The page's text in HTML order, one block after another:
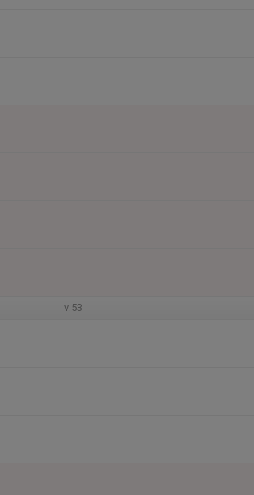
v.53